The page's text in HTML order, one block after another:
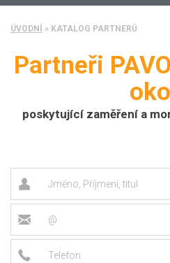
ÚVODNÍ » KATALOG PARTNERŮ
Partneři
poskytující zaměření a